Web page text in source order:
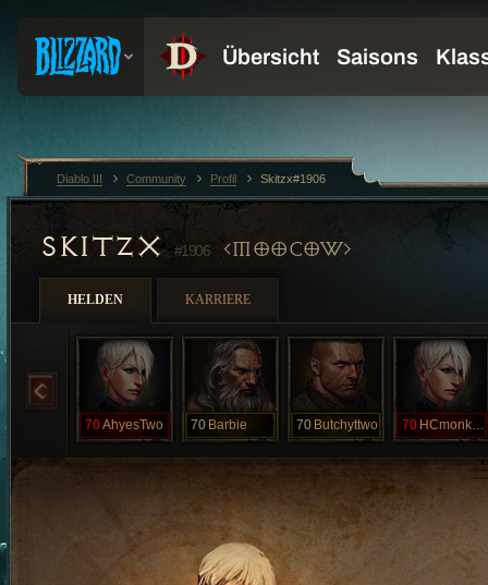
SKITZX #1906 MOOCOW
HELDEN KARRIERE
70AhyesTwo 70 Barbie 70 Butchyttwo 70 HCmonkEY
Diablo III Community Profil Skitzx#1906